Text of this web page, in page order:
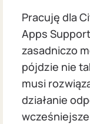
Pracuję dla
Apps
zasadniczo
pójdzie nie
musi
działanie